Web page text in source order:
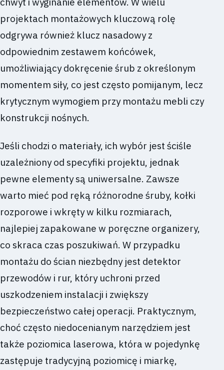
projektach montażowych kluczową rolę
odgrywa również klucz nasadowy z
odpowiednim zestawem końcówek,
umożliwiający dokręcenie śrub z określonym
momentem siły, co jest często pomijanym, lecz
krytycznym wymogiem przy montażu mebli czy
konstrukcji nośnych.
Jeśli chodzi o materiały, ich wybór jest ściśle
uzależniony od specyfiki projektu, jednak
pewne elementy są uniwersalne. Zawsze
warto mieć pod ręką różnorodne śruby, kołki
rozporowe i wkręty w kilku rozmiarach,
najlepiej zapakowane w poręczne organizery,
co skraca czas poszukiwań. W przypadku
montażu do ścian niezbędny jest detektor
przewodów i rur, który uchroni przed
uszkodzeniem instalacji i zwiększy
bezpieczeństwo całej operacji. Praktycznym,
choć często niedocenianym narzędziem jest
także poziomica laserowa, która w pojedynkę
zastępuje tradycyjną poziomicę i miarkę,